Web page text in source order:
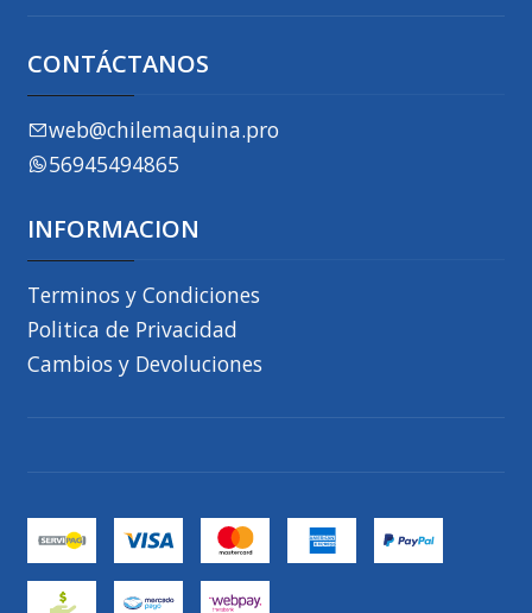
CONTÁCTANOS
web@chilemaquina.pro
56945494865
INFORMACION
Terminos y Condiciones
Politica de Privacidad
Cambios y Devoluciones